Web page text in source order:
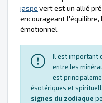
jaspe vert est un allié
encourageant
émotionnel.
Il est important
entre les
est
ésotériques et
signes du zodiaque